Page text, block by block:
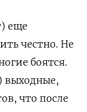
еще
честно. Не
боятся.
выходные,
что после